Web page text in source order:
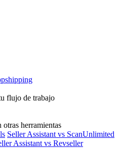
flujo de trabajo
herramientas
Seller Assistant vs ScanUnlimited
Assistant vs Revseller